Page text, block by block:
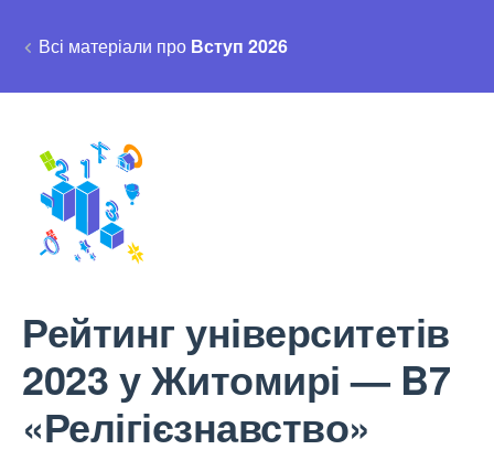
Всі матеріали про Вступ 2026
Рейтинг університетів
2023 у Житомирі — B7
«Релігієзнавство»